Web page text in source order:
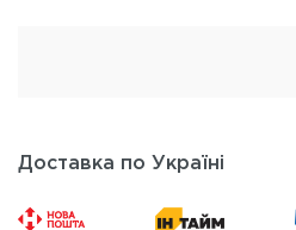
Доставка по Україні